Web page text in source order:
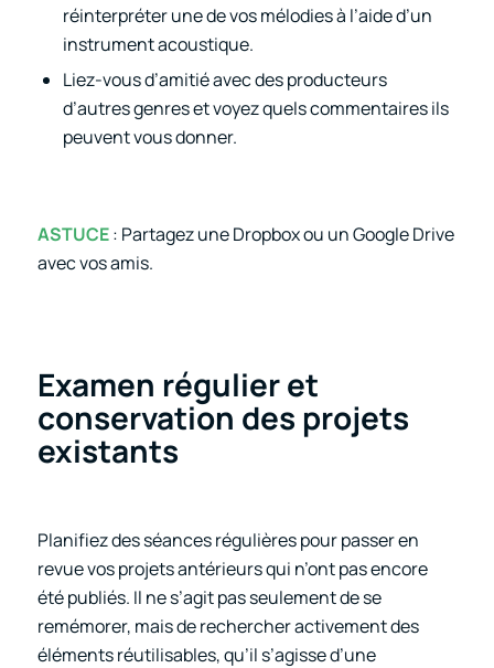
réinterpréter une de vos mélodies à l’aide d’un
instrument acoustique.
Liez-vous d’amitié avec des producteurs
d’autres genres et voyez quels commentaires ils
peuvent vous donner.
ASTUCE: Partagez une Dropbox ou un Google Drive
avec vos amis.
Examen régulier et
conservation des projets
existants
Planifiez des séances régulières pour passer en
revue vos projets antérieurs qui n’ont pas encore
été publiés. Il ne s’agit pas seulement de se
remémorer, mais de rechercher activement des
éléments réutilisables, qu’il s’agisse d’une